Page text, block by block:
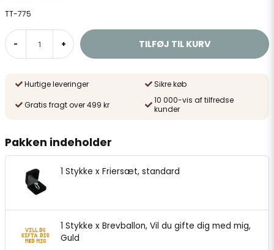
TT-775
- + TILFØJ TIL KURV
Hurtige leveringer
Sikre køb
Gratis fragt over 499 kr
10 000-vis af tilfredse
kunder
Pakken indeholder
1 Stykke x Friersæt, standard
1 Stykke x Brevballon, Vil du gifte dig med mig,
Guld